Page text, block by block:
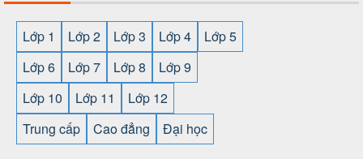
Lớp 1 Lớp 2 Lớp 3 Lớp 4
Lớp 5
Lớp 6
Lớp 7 Lớp 8
Lớp 9
Lớp 10
Lớp 11
Lớp 12
Trung cấp
Cao đẳng Đại học